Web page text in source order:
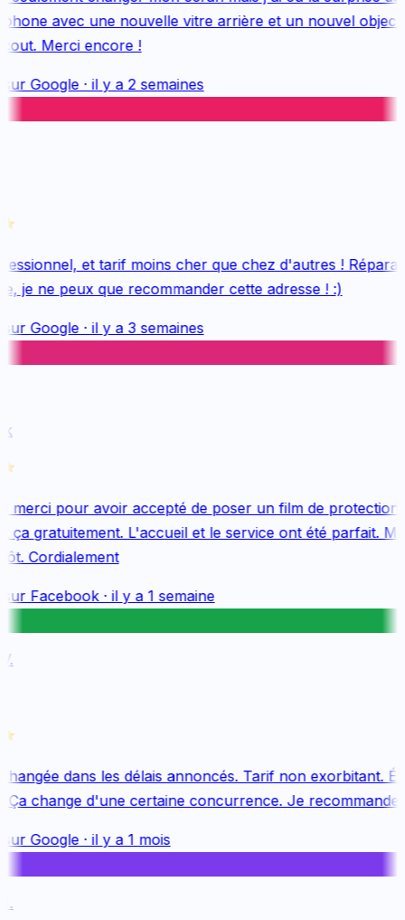
avec une nouvelle vitre arrière et un nouvel
Merci encore !
Google· il y a 2 semaines
et tarif moins cher que chez d'autres !
je ne peux que recommander cette adresse ! :)
Google· il y a 3 semaines
pour avoir accepté de poser un film de protection
ça gratuitement. L'accueil et le service ont été parfait.
Cordialement
Facebook· il y a 1 semaine
dans les délais annoncés. Tarif non exorbitant.
change d'une certaine concurrence. Je recommande
Google· il y a 1 mois